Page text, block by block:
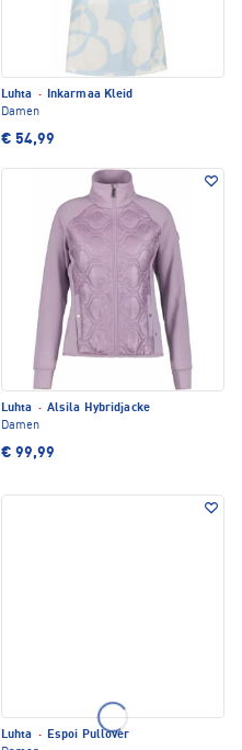
Luhta · Inkarmaa Kleid
Damen
€ 54,99
Luhta · Alsila Hybridjacke
Damen
€ 99,99
Luhta · Espoi Pullover